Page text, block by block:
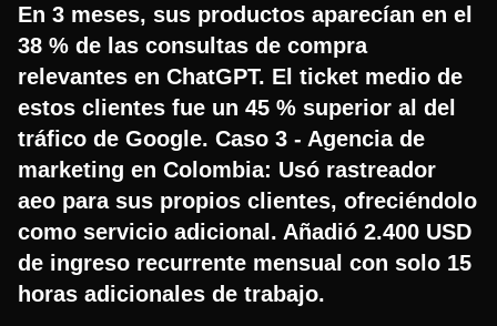
En 3 meses, sus productos aparecían en el
38 % de las consultas de compra
relevantes en ChatGPT. El ticket medio de
estos clientes fue un 45 % superior al del
tráfico de Google. Caso 3 - Agencia de
marketing en Colombia: Usó rastreador
aeo para sus propios clientes, ofreciéndolo
como servicio adicional. Añadió 2.400 USD
de ingreso recurrente mensual con solo 15
horas adicionales de trabajo.